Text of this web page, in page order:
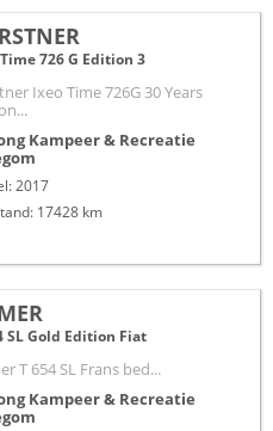
726 G Edition 3
Ixeo Time 726G 30 Years
Kampeer & Recreatie
2017
17428 km
SL Gold Edition Fiat
T 654 SL Frans bed...
Kampeer & Recreatie